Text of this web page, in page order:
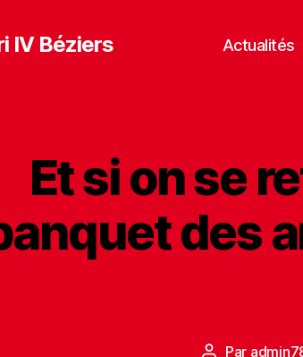
IV Béziers Actualités
Et si on se
des
Auteur
Par